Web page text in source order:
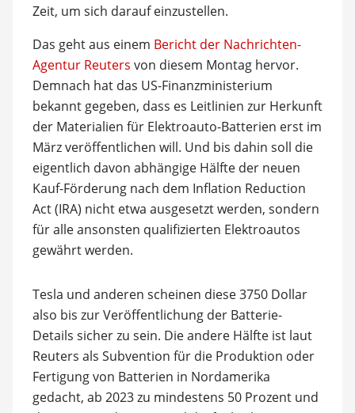
Zeit, um sich darauf einzustellen.
Das geht aus einem Bericht der Nachrichten-
Agentur Reuters von diesem Montag hervor.
Demnach hat das US-Finanzministerium
bekannt gegeben, dass es Leitlinien zur Herkunft
der Materialien für Elektroauto-Batterien erst im
März veröffentlichen will. Und bis dahin soll die
eigentlich davon abhängige Hälfte der neuen
Kauf-Förderung nach dem Inflation Reduction
Act (IRA) nicht etwa ausgesetzt werden, sondern
für alle ansonsten qualifizierten Elektroautos
gewährt werden.
Tesla und anderen scheinen diese 3750 Dollar
also bis zur Veröffentlichung der Batterie-
Details sicher zu sein. Die andere Hälfte ist laut
Reuters als Subvention für die Produktion oder
Fertigung von Batterien in Nordamerika
gedacht, ab 2023 zu mindestens 50 Prozent und